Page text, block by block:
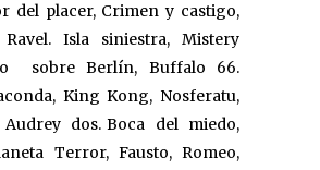
del placer, Crimen y castigo,
Isla siniestra, Mistery
sobre Berlín, Buffalo 66.
King Kong, Nosferatu,
Audrey dos. Boca del miedo,
Terror, Fausto, Romeo,